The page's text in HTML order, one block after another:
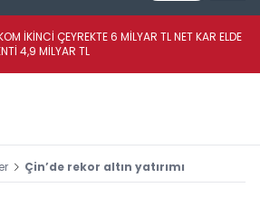
İKİNCİ ÇEYREKTE 6 MİLYAR TL NET KAR ELDE
4,9 MİLYAR TL
Çin’de rekor altın yatırımı